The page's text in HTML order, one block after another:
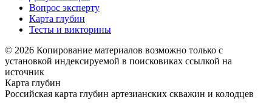
Вопрос эксперту
Карта глубин
Тесты и викторины
© 2026 Копирование материалов возможно только с
установкой индексируемой в поисковиках ссылкой на
источник
Карта глубин
Российская карта глубин артезианских скважин и колодцев